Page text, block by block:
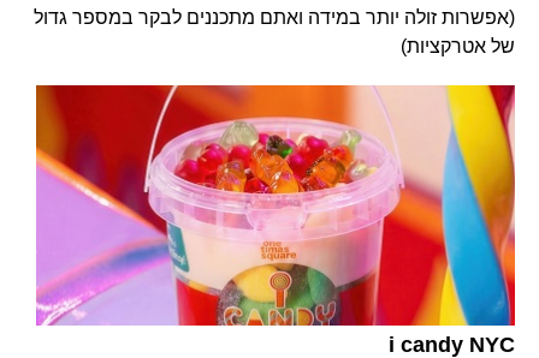
(אפשרות זולה יותר במידה ואתם מתכננים לבקר במספר גדול
של אטרקציות)
i candy NYC